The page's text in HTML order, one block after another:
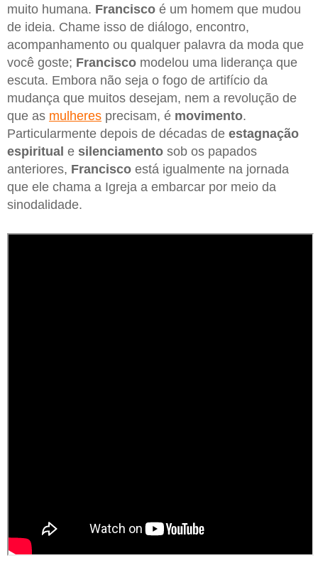
muito humana. Francisco é um homem que mudou
de ideia. Chame isso de diálogo, encontro,
acompanhamento ou qualquer palavra da moda que
você goste; Francisco modelou uma liderança que
escuta. Embora não seja o fogo de artifício da
mudança que muitos desejam, nem a revolução de
que as mulheres precisam, é movimento.
Particularmente depois de décadas de estagnação
espiritual e silenciamento sob os papados
anteriores, Francisco está igualmente na jornada
que ele chama a Igreja a embarcar por meio da
sinodalidade.